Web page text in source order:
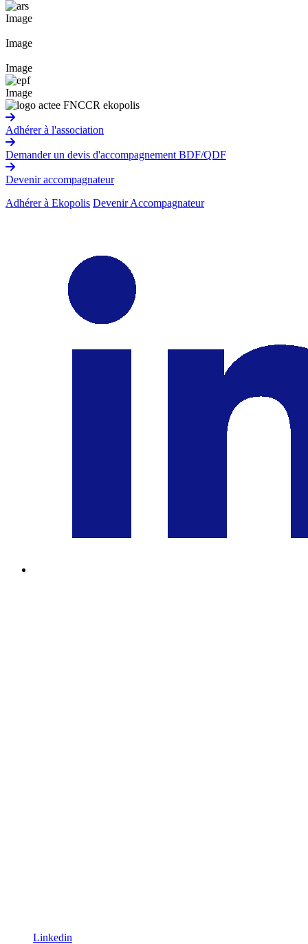
Image
Image
Image
Image
Adhérer à l'association
Demander un devis d'accompagnement BDF/QDF
Devenir accompagnateur
Adhérer à Ekopolis Devenir Accompagnateur
Linkedin